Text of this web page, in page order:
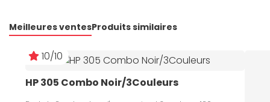
Meilleures ventesProduits similaires
10/10
HP 305 Combo Noir/3Couleurs